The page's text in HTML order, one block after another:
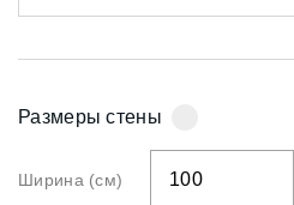
Размеры стены
Ширина (см)